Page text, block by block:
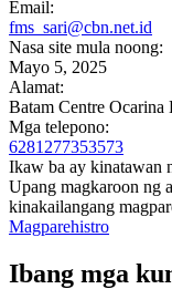
Email:
fms_sari@cbn.net.id
Nasa site mula noong:
Mayo 5, 2025
Alamat:
Batam Centre
Mga telepono:
6281277353573
Ikaw ba ay kinatawan
Upang magkaroon ng
kinakailangang
Magparehistro
Ibang mga